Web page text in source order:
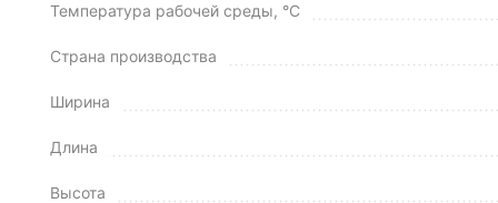
Температура рабочей среды, °C
Страна производства
Ширина
Длина
Высота